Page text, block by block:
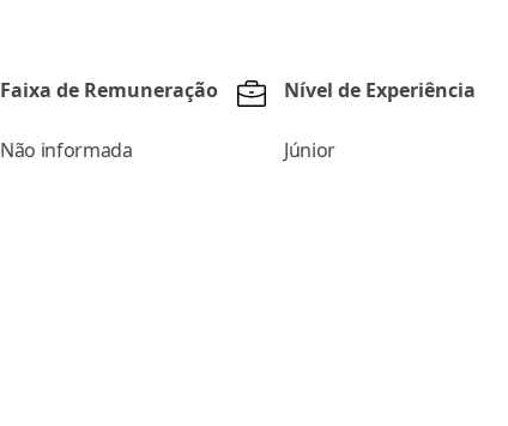
Faixa de Remuneração
Não informada
Nível de Experiência
Júnior